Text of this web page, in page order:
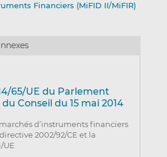
Financiers (MiFID II/MiFIR)
65/UE du Parlement
Conseil du 15 mai 2014
d’instruments financiers
2002/92/CE et la
UE